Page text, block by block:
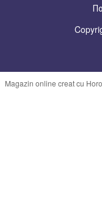
Magazin online creat cu